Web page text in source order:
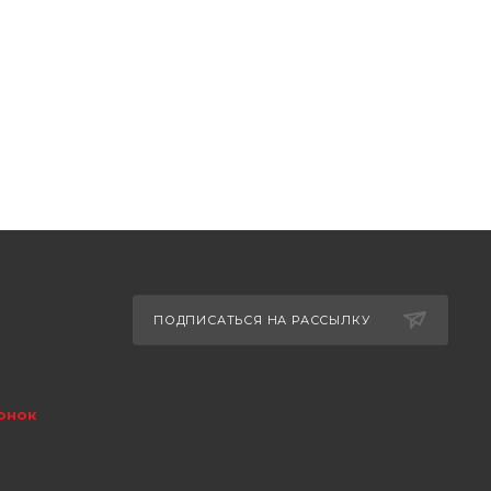
ПОДПИСАТЬСЯ НА РАССЫЛКУ